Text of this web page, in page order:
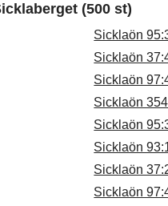
(500 st)
Sicklaön
Sicklaön
Sicklaön
Sicklaön
Sicklaön
Sicklaön
Sicklaön
Sicklaön